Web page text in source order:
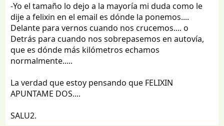
-Yo el tamaño lo dejo a la mayoría mi duda como le
dije a felixin en el email es dónde la ponemos....
Delante para vernos cuando nos crucemos.... o
Detrás para cuando nos sobrepasemos en autovía,
que es dónde más kilómetros echamos
normalmente.....
La verdad que estoy pensando que FELIXIN
APUNTAME DOS....
SALU2.